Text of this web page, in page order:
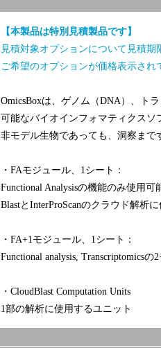
【本製品は特別見積製品です】
見積対象オプションについて見積期
ご希望のオプションが価格表示され
OmicsBoxは、ゲノム（DNA）、ト
可能なバイオインフォマティクスソ
非モデル生物であっても、洞察まで
・FAモジュール、1シート：
Functional Analysisの機能のみ使用可
BlastとInterProScanのクラウド解析
・FA+1モジュール、1シート：
Functional analysis, Transcriptomics
・CloudBlast Computation Units
1部の解析に使用するユニット